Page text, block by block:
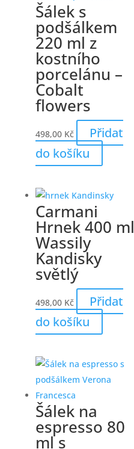
Šálek s
podšálkem
220 ml z
kostního
porcelánu –
Cobalt
flowers
498,00 Kč
Přidat
do košíku
Carmani
Hrnek 400 ml
Wassily
Kandisky
světlý
498,00 Kč
Přidat
do košíku
Šálek na
espresso 80
ml s